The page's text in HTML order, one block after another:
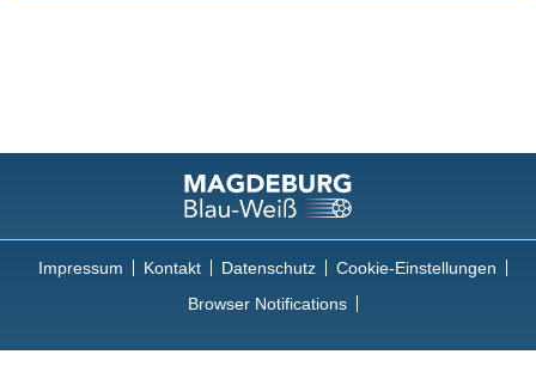
Impressum Kontakt Datenschutz
Cookie-Einstellungen
Browser Notifications